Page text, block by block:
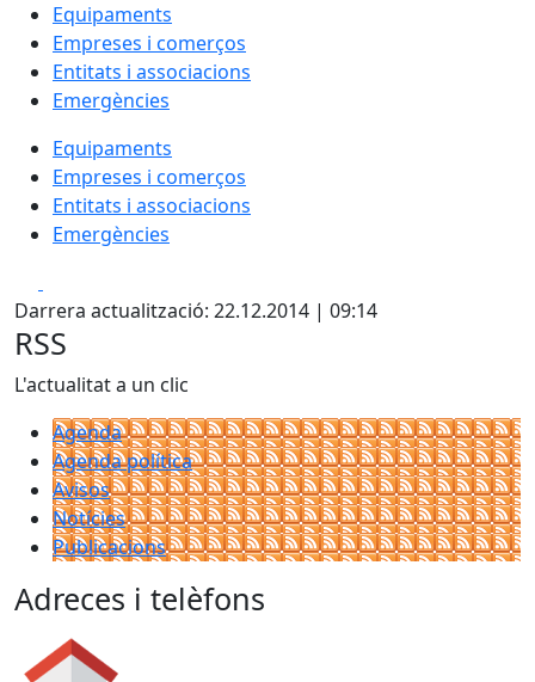
Equipaments
Empreses i comerços
Entitats i associacions
Emergències
Equipaments
Empreses i comerços
Entitats i associacions
Emergències
Darrera actualització: 22.12.2014 | 09:14
RSS
L'actualitat a un clic
Agenda
Agenda política
Avisos
Notícies
Publicacions
Adreces i telèfons